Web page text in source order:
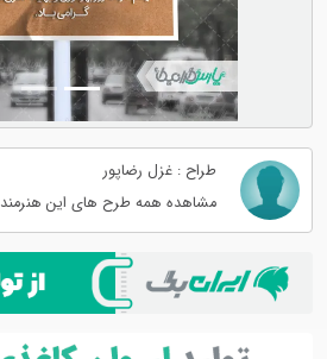
طراح : غزل رضاپور
مشاهده همه طرح های این هنرمند